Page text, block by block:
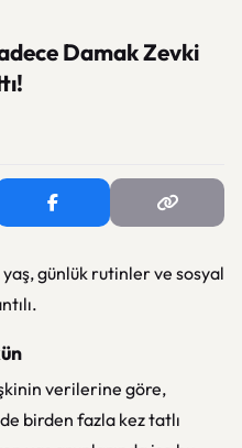
Damak Zevki
günlük rutinler ve sosyal
verilerine göre,
birden fazla kez tatlı